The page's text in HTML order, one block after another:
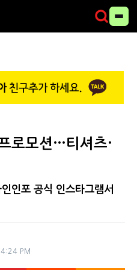
로모션…티셔츠·
인포 공식 인스타그램서
PM